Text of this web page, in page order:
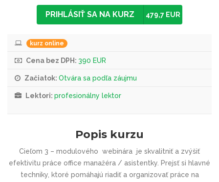
PRIHLÁSIŤ SA NA KURZ 479,7 EUR
kurz online
Cena bez DPH: 390 EUR
Začiatok: Otvára sa podľa záujmu
Lektori: profesionálny lektor
Popis kurzu
Cieľom 3 – modulového webinára je skvalitniť a zvýšiť
efektivitu práce office manažéra / asistentky. Prejsť si hlavné
techniky, ktoré pomáhajú riadiť a organizovať práce na